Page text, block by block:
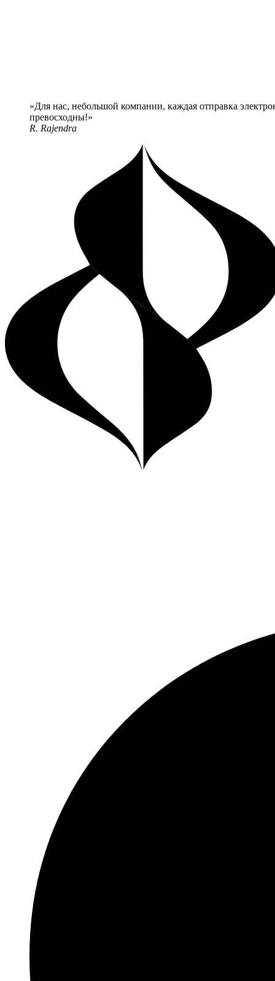
Для нас, небольшой компании, каждая отправка
превосходны!
R. Rajendra